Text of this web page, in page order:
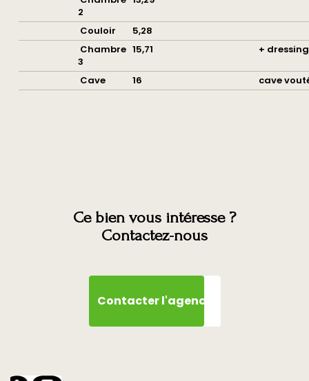
2
Couloir
5,28
Chambre
3
15,71 +
Cave 16 cave
Ce bien vous intéresse ?
Contactez-nous
Contacter l'agence